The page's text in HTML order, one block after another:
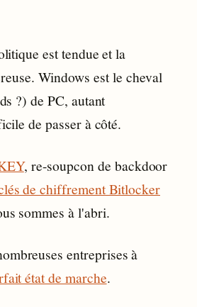
est tendue et la
Windows est le cheval
?) de PC, autant
de passer à côté.
, re-soupcon de backdoor
de chiffrement Bitlocker
sommes à l'abri.
entreprises à
état de marche.